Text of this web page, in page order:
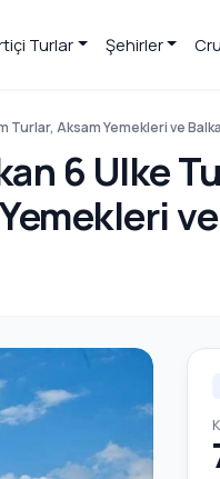
Turlar Şehirler
Turlar, Aksam Yemekleri ve
6 Ulke